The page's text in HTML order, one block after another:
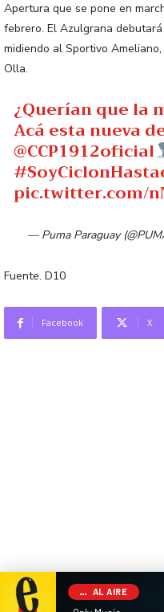
Apertura que se pone en
febrero. El Azulgrana
midiendo al Sportivo
Olla.
¿Querían que la
Acá esta nueva
@CCP1912oficial
pic.twitter.com/
— Puma Paraguay
Fuente. D10
Facebook X